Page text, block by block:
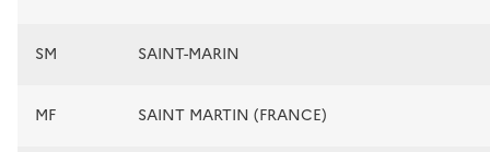
SM SAINT-MARIN
MF SAINT MARTIN (FRANCE)